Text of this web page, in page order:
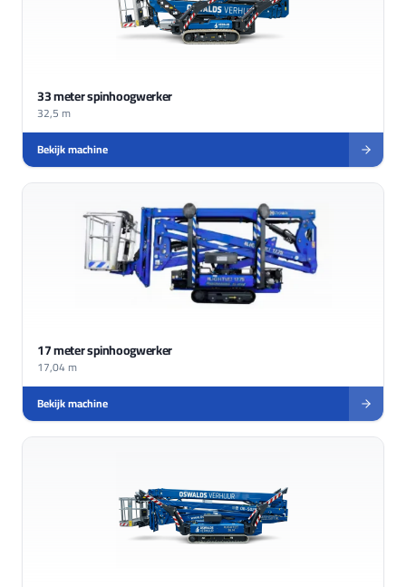
33 meter spinhoogwerker
32,5 m
Bekijk machine
17 meter spinhoogwerker
17,04 m
Bekijk machine